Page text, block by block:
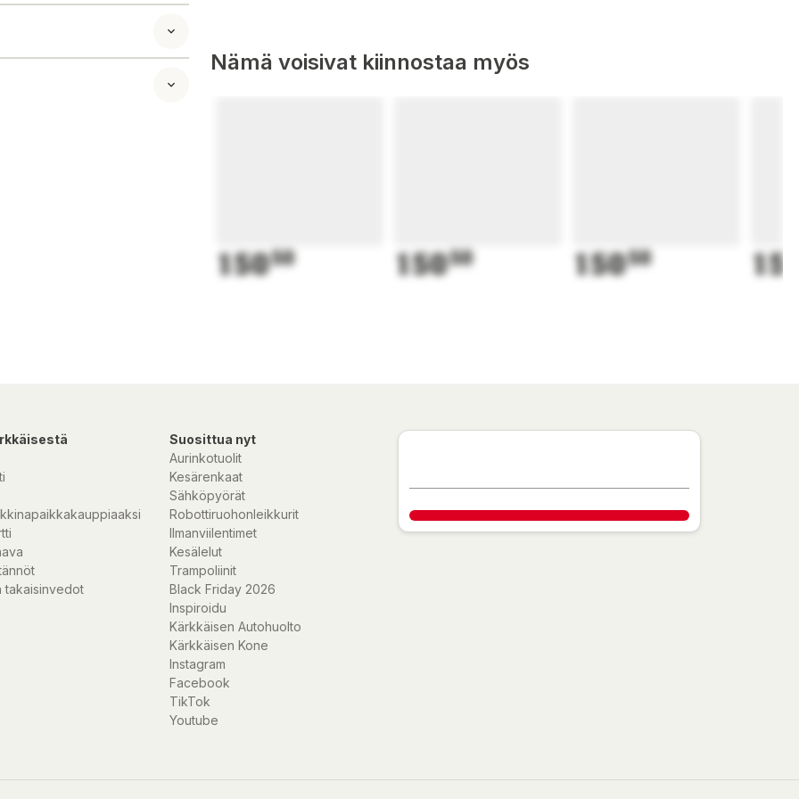
Nämä voisivat kiinnostaa myös
15050 15050 15050
takaisinvedot
Suosittua nyt
Aurinkotuolit
Kesärenkaat
Sähköpyörät
Robottiruohonleikkurit
Ilmanviilentimet
Kesälelut
Trampoliinit
Black Friday 2026
Inspiroidu
Kärkkäisen Autohuolto
Kärkkäisen Kone
Instagram
Facebook
TikTok
Youtube